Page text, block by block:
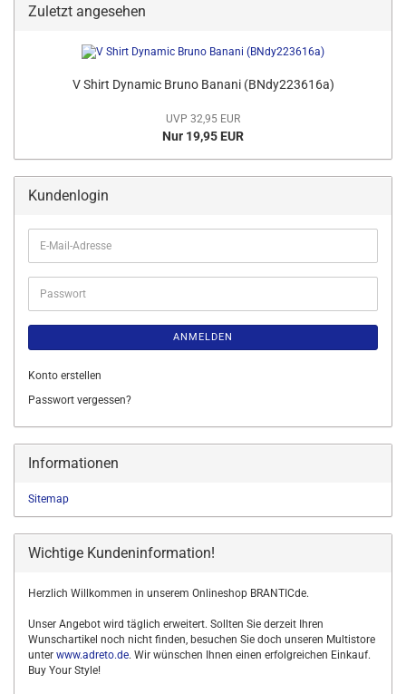
Zuletzt angesehen
V Shirt Dynamic Bruno Banani (BNdy223616a)
UVP 32,95 EUR
Nur 19,95 EUR
Kundenlogin
E-
Mail-
Adresse
Passwort
ANMELDEN
Konto erstellen
Passwort vergessen?
Informationen
Sitemap
Wichtige Kundeninformation!
Herzlich Willkommen in unserem Onlineshop BRANTICde.
Unser Angebot wird täglich erweitert. Sollten Sie derzeit Ihren
Wunschartikel noch nicht finden, besuchen Sie doch unseren Multistore
unter www.adreto.de. Wir wünschen Ihnen einen erfolgreichen Einkauf.
Buy Your Style!